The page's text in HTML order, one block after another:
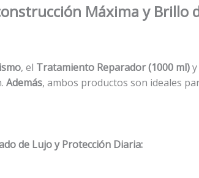
Máxima y Brillo
, el Tratamiento Reparador (1000 ml)
Además, ambos productos son ideales
de Lujo y Protección Diaria: